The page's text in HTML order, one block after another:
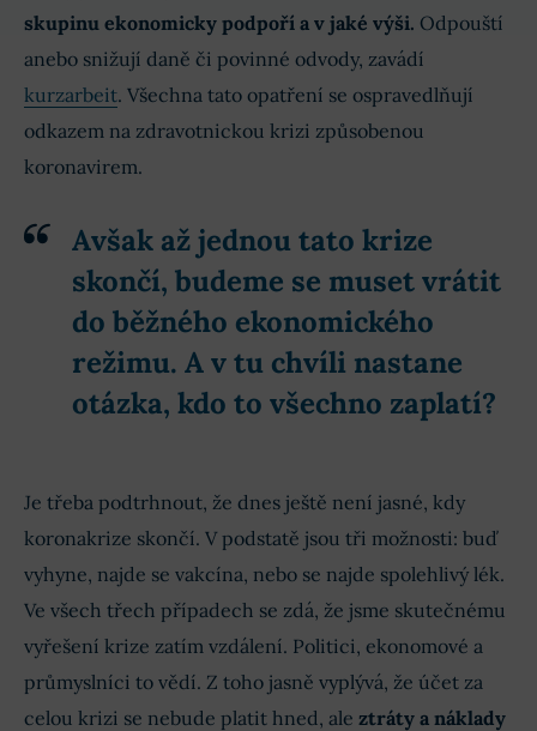
skupinu ekonomicky podpoří a v jaké výši. Odpouští
anebo snižují daně či povinné odvody, zavádí
kurzarbeit. Všechna tato opatření se ospravedlňují
odkazem na zdravotnickou krizi způsobenou
koronavirem.
Avšak až jednou tato krize
skončí, budeme se muset vrátit
do běžného ekonomického
režimu. A v tu chvíli nastane
otázka, kdo to všechno zaplatí?
Je třeba podtrhnout, že dnes ještě není jasné, kdy
koronakrize skončí. V podstatě jsou tři možnosti: buď
vyhyne, najde se vakcína, nebo se najde spolehlivý lék.
Ve všech třech případech se zdá, že jsme skutečnému
vyřešení krize zatím vzdálení. Politici, ekonomové a
průmyslníci to vědí. Z toho jasně vyplývá, že účet za
celou krizi se nebude platit hned, ale ztráty a náklady